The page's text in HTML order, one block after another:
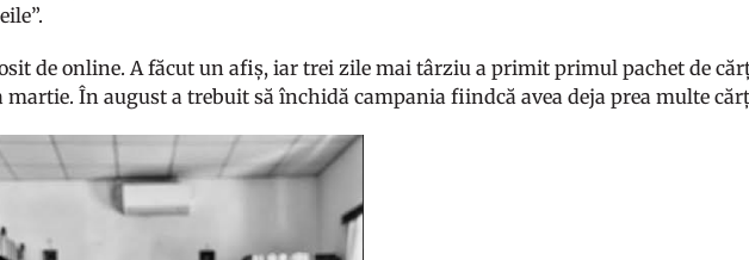
de online. A făcut un afiș, iar trei zile mai târziu a primit primul pachet de
martie. În august a trebuit să închidă campania fiindcă avea deja prea multe